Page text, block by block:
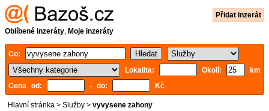
Přidat inzerát
Oblíbené inzeráty, Moje inzeráty
Co:
Lokalita:
Okolí:
km
Cena od:
- do: Kč
Hlavní stránka > Služby > vyvysene zahony